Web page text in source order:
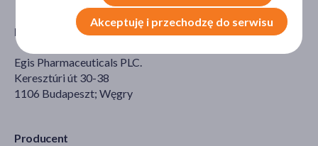
Podmiot odpowiedzialny
Egis Pharmaceuticals PLC.
Keresztúri út 30-38
1106 Budapeszt; Węgry
Producent
Akceptuję i przechodzę do serwisu